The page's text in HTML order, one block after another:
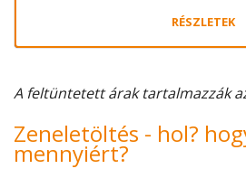
RÉSZLETEK
A feltüntetett árak tartalmazzák
Zeneletöltés - hol?
mennyiért?